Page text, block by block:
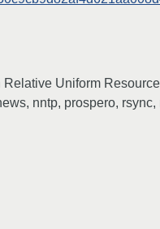
Uniform
nntp, prospero,